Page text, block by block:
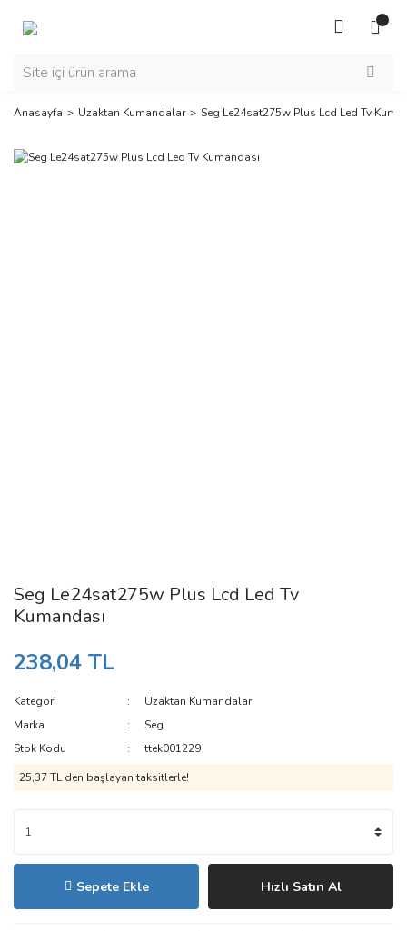
Anasayfa Uzaktan Kumandalar Seg Le24sat275w Plus Lcd Led Tv
Seg Le24sat275w Plus Lcd Led Tv
Kumandası
238,04 TL
Kategori
Uzaktan Kumandalar
Marka
Seg
Stok Kodu
ttek001229
25,37 TL den başlayan taksitlerle!
Sepete Ekle Hızlı Satın Al